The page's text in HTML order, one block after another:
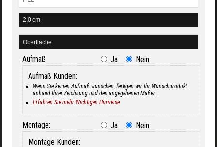
Aufmaß: Ja
Nein
Aufmaß Kunden:
Wenn Sie keinen Aufmaß wünschen, fertigen wir Ihr Wunschprodukt
anhand Ihrer Zeichnung und den angegebenen Maßen.
Erfahren Sie mehr Wichtigen Hinweise
Montage: Ja
Nein
Montage Kunden: